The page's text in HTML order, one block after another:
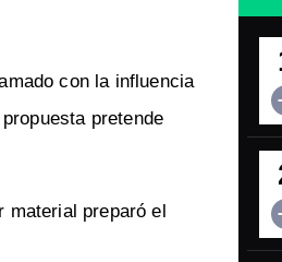
con la influencia
pretende
material preparó el